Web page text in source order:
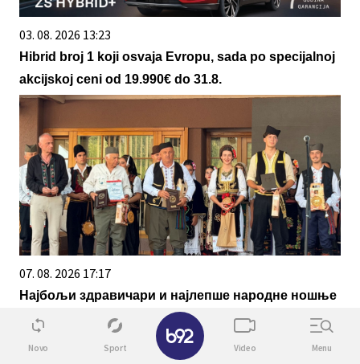
03. 08. 2026 13:23
Hibrid broj 1 koji osvaja Evropu, sada po specijalnoj
akcijskoj ceni od 19.990€ do 31.8.
07. 08. 2026 17:17
Најбољи здравичари и најлепше народне ношње
изабрани на 65. Драгачевском сабору трубача
Novo Sport Video Menu
✕